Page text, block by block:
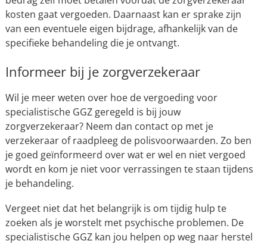
kosten gaat vergoeden. Daarnaast kan er sprake zijn
van een eventuele eigen bijdrage, afhankelijk van de
specifieke behandeling die je ontvangt.
Informeer bij je zorgverzekeraar
Wil je meer weten over hoe de vergoeding voor
specialistische GGZ geregeld is bij jouw
zorgverzekeraar? Neem dan contact op met je
verzekeraar of raadpleeg de polisvoorwaarden. Zo ben
je goed geïnformeerd over wat er wel en niet vergoed
wordt en kom je niet voor verrassingen te staan tijdens
je behandeling.
Vergeet niet dat het belangrijk is om tijdig hulp te
zoeken als je worstelt met psychische problemen. De
specialistische GGZ kan jou helpen op weg naar herstel